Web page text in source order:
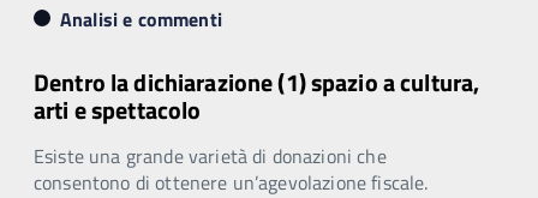
Analisi e commenti
Dentro la dichiarazione (1) spazio a cultura,
arti e spettacolo
Esiste una grande varietà di donazioni che
consentono di ottenere un’agevolazione fiscale.